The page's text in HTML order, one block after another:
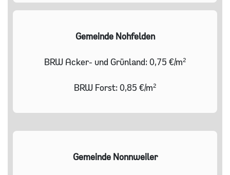
Gemeinde Nohfelden
BRW Acker- und Grünland: 0,75 €/m²
BRW Forst: 0,85 €/m²
Gemeinde Nonnweiler